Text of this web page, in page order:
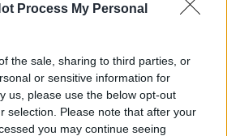
Process My Personal
the sale, sharing to third parties, or
or sensitive information for
us, please use the below opt-out
selection. Please note that after your
you may continue seeing
Στίβου: Ο σοβαρός
Ιντερπόλ ο νέος επικεφαλής
του Ιράν: Είχε ρόλο σε
στην Αργεντινή με 85 νεκρούς